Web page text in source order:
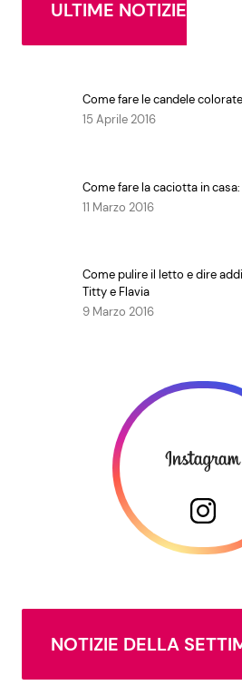
ULTIME NOTIZIE
Come fare le candele
15 Aprile 2016
Come fare la caciotta in
11 Marzo 2016
Come pulire il letto e dire
Titty e Flavia
9 Marzo 2016
NOTIZIE DELLA